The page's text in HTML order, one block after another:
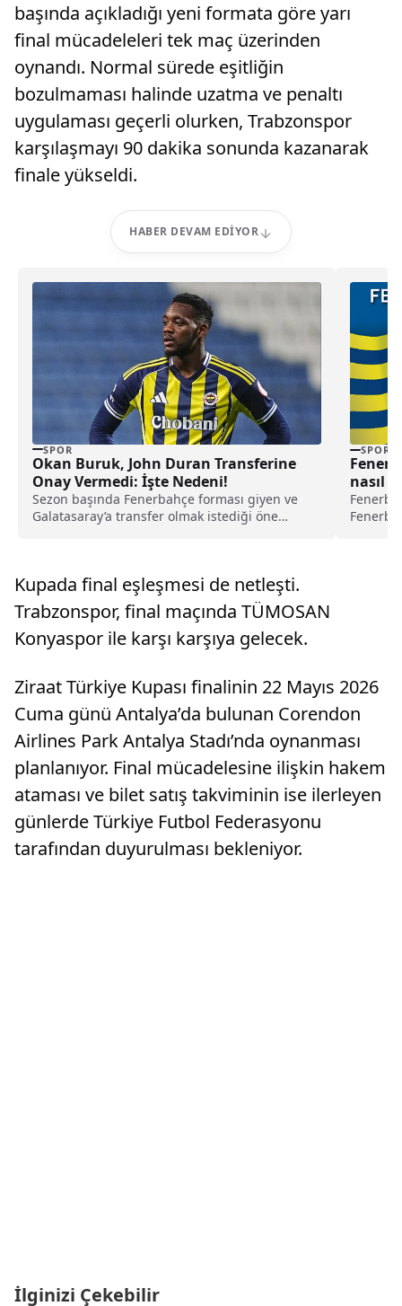
başında açıkladığı yeni formata göre yarı
final mücadeleleri tek maç üzerinden
oynandı. Normal sürede eşitliğin
bozulmaması halinde uzatma ve penaltı
uygulaması geçerli olurken, Trabzonspor
karşılaşmayı 90 dakika sonunda kazanarak
finale yükseldi.
HABER DEVAM EDIYOR
SPOR
Okan Buruk, John Duran Transferine
Onay Vermedi: İşte Nedeni!
Sezon başında Fenerbahçe forması giyen ve
Galatasaray’a transfer olmak istediği öne
vermediği belirtildi. Buruk’un Duran transferini
istememesinin nedeni de ortaya çıktı.
SPOR
nasıl
Kupada final eşleşmesi de netleşti.
Trabzonspor, final maçında TÜMOSAN
Konyaspor ile karşı karşıya gelecek.
Ziraat Türkiye Kupası finalinin 22 Mayıs 2026
Cuma günü Antalya’da bulunan Corendon
Airlines Park Antalya Stadı’nda oynanması
planlanıyor. Final mücadelesine ilişkin hakem
ataması ve bilet satış takviminin ise ilerleyen
günlerde Türkiye Futbol Federasyonu
tarafından duyurulması bekleniyor.
İlginizi Çekebilir